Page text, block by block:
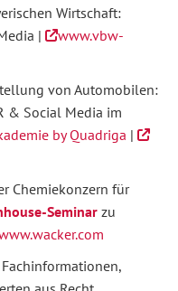
Wirtschaft:
|
www.vbw-
von Automobilen:
& Social Media im
by Quadriga |
Chemiekonzern für
Seminarzu
Fachinformationen,